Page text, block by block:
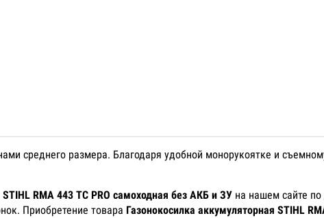
среднего размера. Благодаря удобной монорукоятке и
RMA 443 TC PRO самоходная без АКБ и ЗУ на нашем сайте по
Приобретение товара Газонокосилка аккумуляторная STIHL